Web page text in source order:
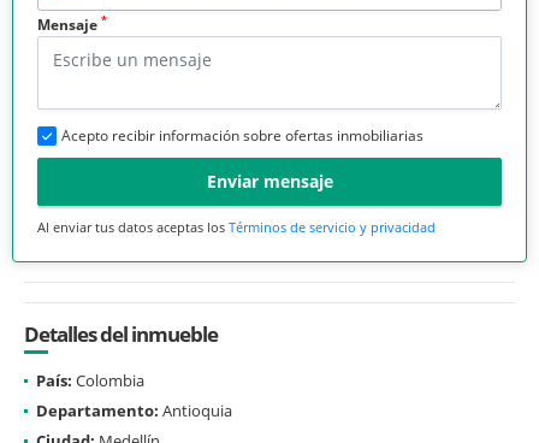
Mensaje *
Acepto recibir información sobre ofertas inmobiliarias
Enviar mensaje
Al enviar tus datos aceptas los Términos de servicio y privacidad
Detalles del inmueble
País: Colombia
Departamento: Antioquia